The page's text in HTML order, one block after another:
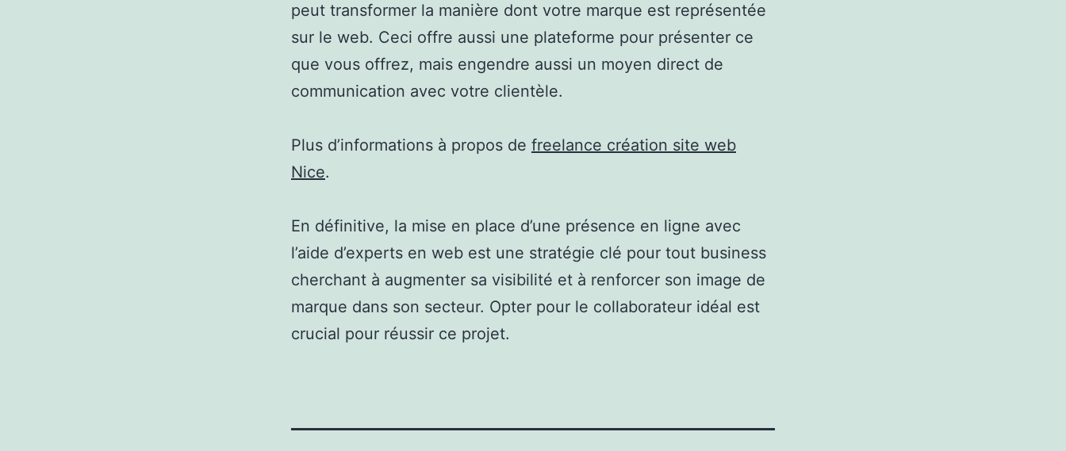
peut transformer la manière dont votre marque est représentée
sur le web. Ceci offre aussi une plateforme pour présenter ce
que vous offrez, mais engendre aussi un moyen direct de
communication avec votre clientèle.
Plus d’informations à propos de freelance création site web
Nice.
En définitive, la mise en place d’une présence en ligne avec
l’aide d’experts en web est une stratégie clé pour tout business
cherchant à augmenter sa visibilité et à renforcer son image de
marque dans son secteur. Opter pour le collaborateur idéal est
crucial pour réussir ce projet.